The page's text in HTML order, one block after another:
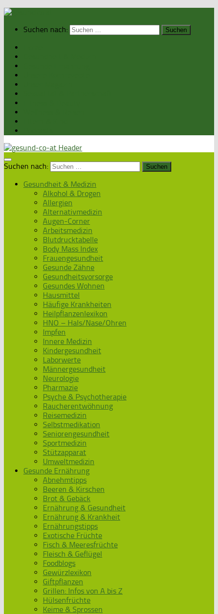
Suchen nach:
Suchen nach:
Gesundheit & Medizin
Alkohol & Drogen
Allergien
Alternativmedizin
Augen-Corner
Arbeitsmedizin
Blutdrucktabelle
Body Mass Index
Frauengesundheit
Gesunde Zähne
Gesundheitsvorsorge
Gesundes Wohnen
Hausmittel
Häufige Krankheiten
Heilpflanzenlexikon
HNO – Hals/Nase/Ohren
Impfen
Innere Medizin
Kindergesundheit
Laborwerte
Männergesundheit
Neurologie
Pharmazie
Psyche & Psychotherapie
Raucherentwöhnung
Reisemedizin
Selbstmedikation
Seniorengesundheit
Sportmedizin
Stützapparat
Umweltmedizin
Gesunde Ernährung
Abnehmtipps
Beeren & Kirschen
Brot & Gebäck
Ernährung & Gesundheit
Ernährung & Krankheit
Ernährungstipps
Exotische Früchte
Fisch & Meeresfrüchte
Fleisch & Geflügel
Foodblogs
Gewürzlexikon
Giftpflanzen
Grillen: Infos von A bis Z
Hülsenfrüchte
Keime & Sprossen